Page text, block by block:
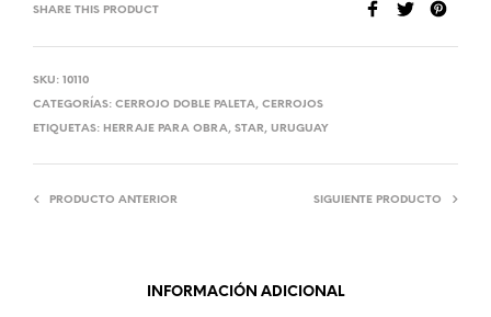
SHARE THIS PRODUCT
SKU: 10110
CATEGORÍAS: CERROJO DOBLE PALETA, CERROJOS
ETIQUETAS: HERRAJE PARA OBRA, STAR, URUGUAY
PRODUCTO ANTERIOR SIGUIENTE PRODUCTO
INFORMACIÓN ADICIONAL